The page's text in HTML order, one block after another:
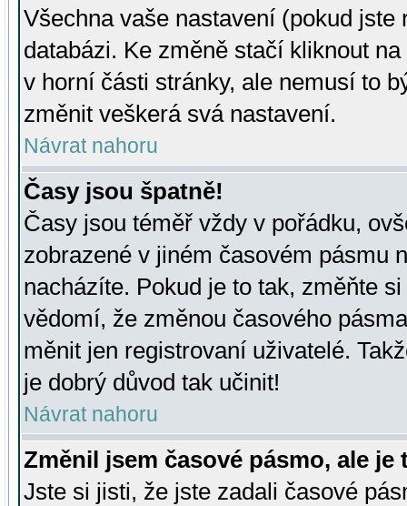
Všechna vaše nastavení (pokud
databázi. Ke změně stačí kliknout
v horní části stránky, ale nemusí to
změnit veškerá svá nastavení.
Návrat nahoru
Časy jsou špatně!
Časy jsou téměř vždy v pořádku,
zobrazené v jiném časovém pásmu
nacházíte. Pokud je to tak, změňte
vědomí, že změnou časového
měnit jen registrovaní uživatelé.
je dobrý důvod tak učinit!
Návrat nahoru
Změnil jsem časové pásmo, ale je
Jste si jisti, že jste zadali časové